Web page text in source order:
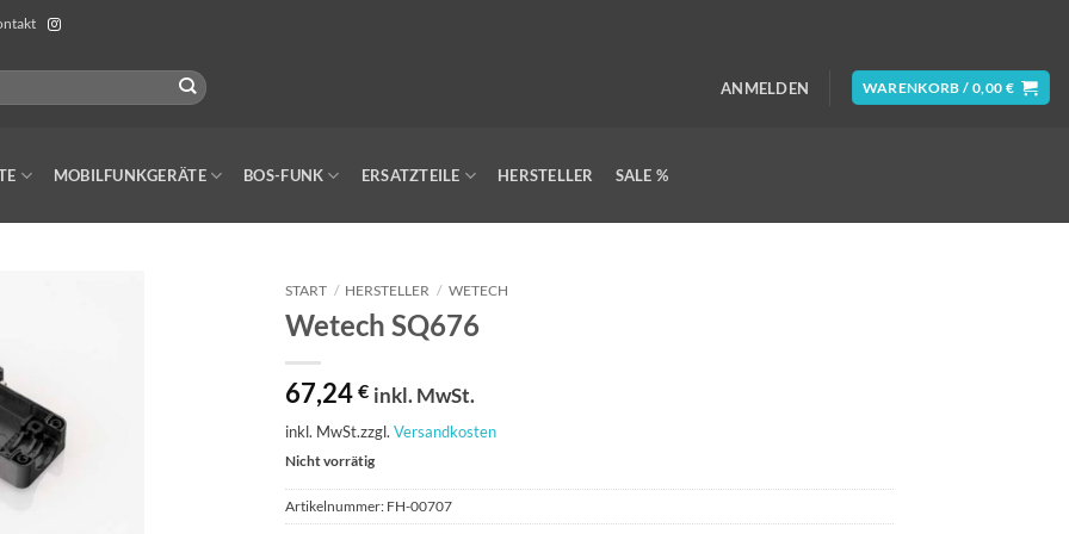
ANMELDEN WARENKORB / 0,00 €
MOBILFUNKGERÄTE BOS-FUNK ERSATZTEILE HERSTELLER SALE %
START / HERSTELLER / WETECH
Wetech SQ676
67,24 € inkl. MwSt.
inkl. MwSt.zzgl. Versandkosten
Nicht vorrätig
Artikelnummer: FH-00707